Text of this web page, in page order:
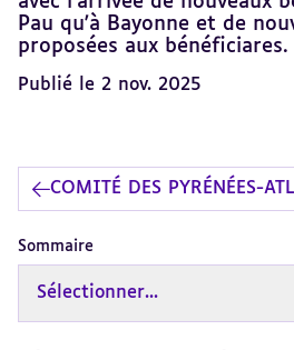
Pau qu'à Bayonne et de
proposées aux bénéficiares.
Publié le 2 nov. 2025
COMITÉ DES PYRÉNÉES-
Sommaire
Sélectionner...